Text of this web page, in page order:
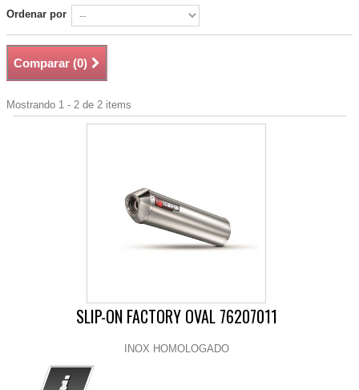
Ordenar por
Comparar (0)
Mostrando 1 - 2 de 2 items
SLIP-ON FACTORY OVAL 76207011
INOX HOMOLOGADO